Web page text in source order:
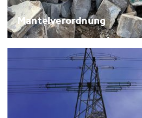
Mantelverordnung